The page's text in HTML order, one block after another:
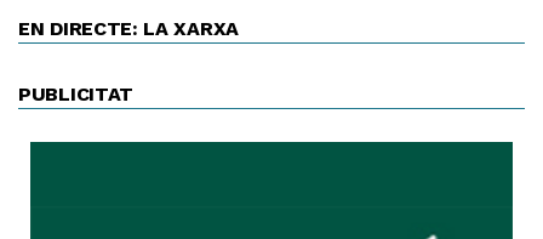
EN DIRECTE: LA XARXA
PUBLICITAT